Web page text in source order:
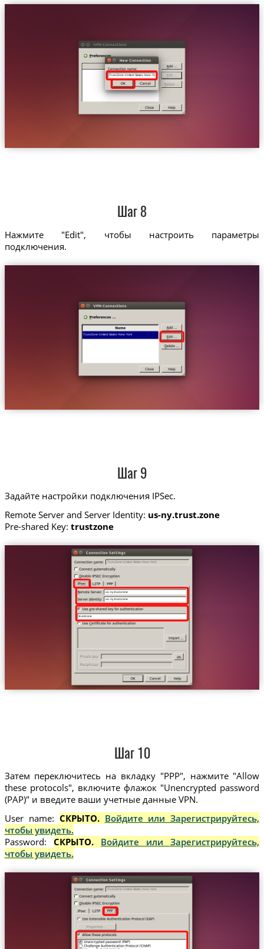
Trust.Zone-United-States-New-York
Шаг 8
Нажмите "Edit", чтобы настроить параметры
подключения.
Trust.Zone-United-States-New-York
Шаг 9
Задайте настройки подключения IPSec.
Remote Server and Server Identity: us-ny.trust.zone
Pre-shared Key: trustzone
Trust.Zone-United-States-New-York
us-ny.trust.zone
us-ny.trust.zone
trustzone
Шаг 10
Затем переключитесь на вкладку "PPP", нажмите "Allow
these protocols", включите флажок "Unencrypted password
(PAP)" и введите ваши учетные данные VPN.
User name: СКРЫТО. Войдите или Зарегистрируйтесь,
чтобы увидеть.
Password: СКРЫТО. Войдите или Зарегистрируйтесь,
чтобы увидеть.
Trust.Zone-United-States-New-York